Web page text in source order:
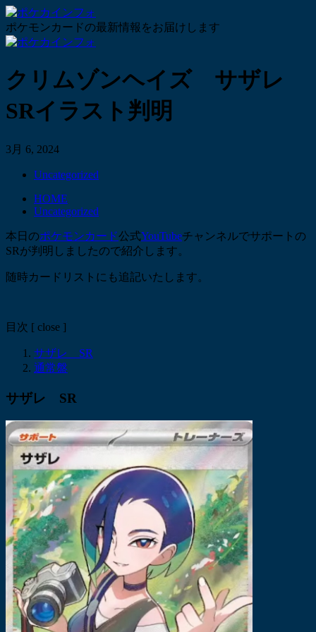
ポケモンカードの最新情報をお届けします
クリムゾンヘイズ サザレ
SRイラスト判明
3月 6, 2024
Uncategorized
HOME
Uncategorized
本日のポケモンカード公式YouTubeチャンネルでサポートの
SRが判明しましたので紹介します。
随時カードリストにも追記いたします。
目次 [ close ]
サザレ SR
通常盤
サザレ SR